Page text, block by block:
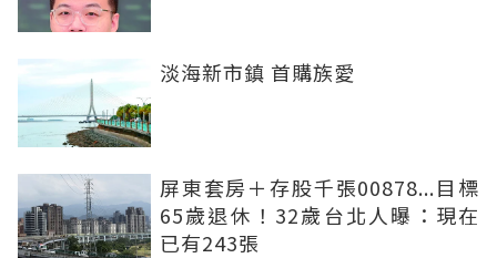
淡海新市鎮 首購族愛
屏東套房＋存股千張00878...目標
65歲退休！32歲台北人曝：現在
已有243張